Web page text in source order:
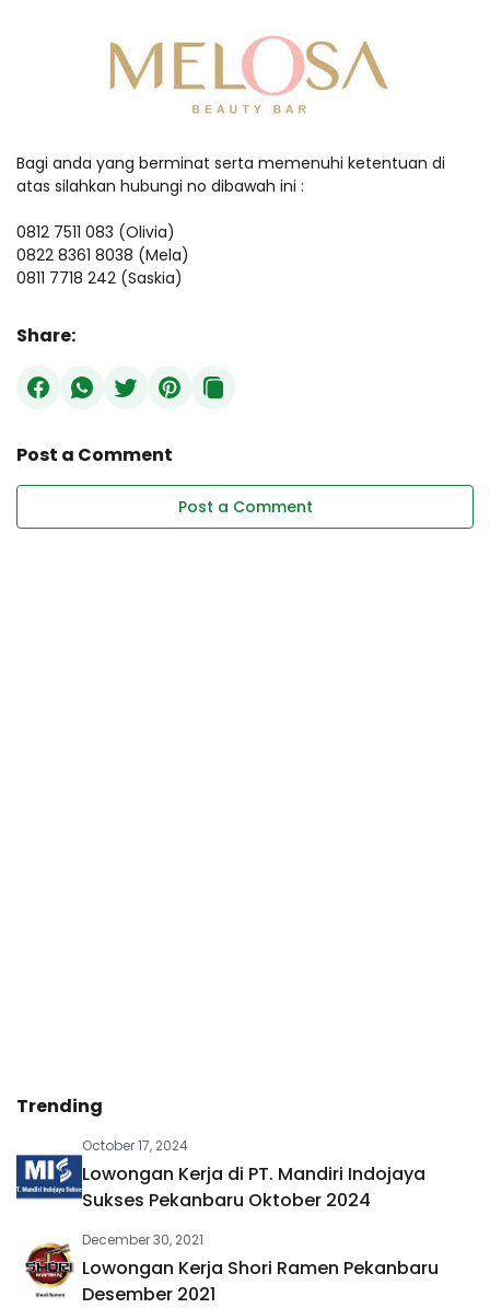
Bagi anda yang berminat serta memenuhi ketentuan di
atas silahkan hubungi no dibawah ini :
0812 7511 083 (Olivia)
0822 8361 8038 (Mela)
0811 7718 242 (Saskia)
Share:
Post a Comment
Post a Comment
Trending
October 17, 2024
Lowongan Kerja di PT. Mandiri Indojaya
Sukses Pekanbaru Oktober 2024
December 30, 2021
Lowongan Kerja Shori Ramen Pekanbaru
Desember 2021